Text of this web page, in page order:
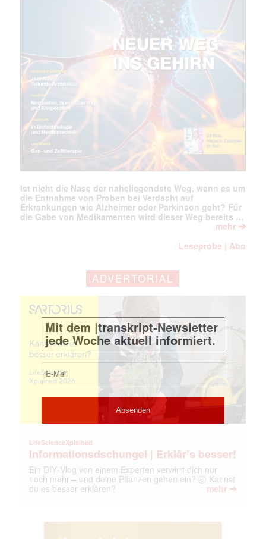
Mit dem |transkript-Newsletter
jede Woche aktuell informiert.
E-
Mail
(erforderlich)
Ist nicht die Nase der naheliegendste Weg, wenn es um
die Entnahme von Proben bei Verdacht auf
Erkrankungen wie Alzheimer oder Parkinson geht? Für
die Gabe von Medikamenten wird dieser Weg bereits …
mehr ➔
Leseprobe | Abo
ADVERTORIAL
LifeScienceXplained
Informationsdschungel | Erklär’s besser!
Ein DIY‑Vlog von einem Experten verwirrt dich nur
noch mehr – und deine Pflanzen gehen ein? 🤯 Kannst
du es besser erklären?
mehr ➔